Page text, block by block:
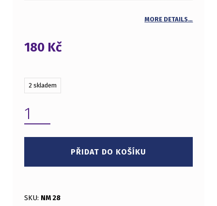
MORE DETAILS…
180 Kč
2 skladem
PŘIDAT DO KOŠÍKU
SKU: NM 28